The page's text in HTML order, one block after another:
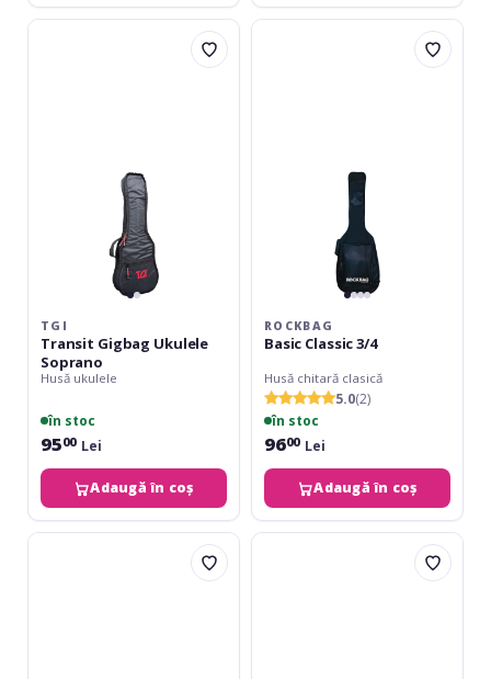
TGI
TGI
Transit Gigbag Ukulele
Soprano
Husă ukulele
în stoc
9500 Lei
Adaugă în coș
RockBag
ROCKBAG
Basic Classic 3/4
Husă chitară clasică
5.0(2)
în stoc
9600 Lei
Adaugă în coș
Fender
UDG